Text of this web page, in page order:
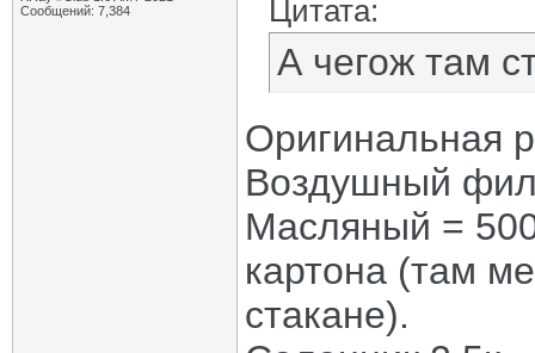
Сообщений: 7,384
Цитата:
А чегож там
Оригинальная
Воздушный
Масляный =
картона (там
стакане).